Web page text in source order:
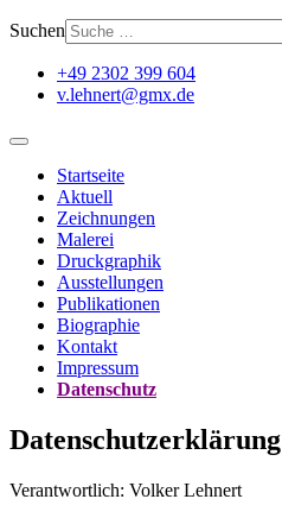
Suchen
+49 2302 399 604
v.lehnert@gmx.de
Startseite
Aktuell
Zeichnungen
Malerei
Druckgraphik
Ausstellungen
Publikationen
Biographie
Kontakt
Impressum
Datenschutz
Datenschutzerklärung
Verantwortlich: Volker Lehnert